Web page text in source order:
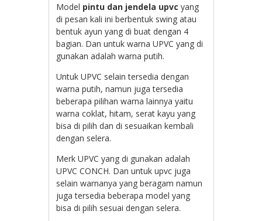
Model pintu dan jendela upvc yang
di pesan kali ini berbentuk swing atau
bentuk ayun yang di buat dengan 4
bagian. Dan untuk warna UPVC yang di
gunakan adalah warna putih.
Untuk UPVC selain tersedia dengan
warna putih, namun juga tersedia
beberapa pilihan warna lainnya yaitu
warna coklat, hitam, serat kayu yang
bisa di pilih dan di sesuaikan kembali
dengan selera.
Merk UPVC yang di gunakan adalah
UPVC CONCH. Dan untuk upvc juga
selain warnanya yang beragam namun
juga tersedia beberapa model yang
bisa di pilih sesuai dengan selera.